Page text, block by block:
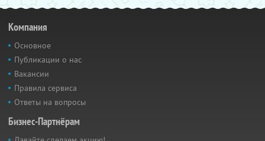
Компания
Основное
Публикации о нас
Вакансии
Правила сервиса
Ответы на вопросы
Бизнес-Партнёрам